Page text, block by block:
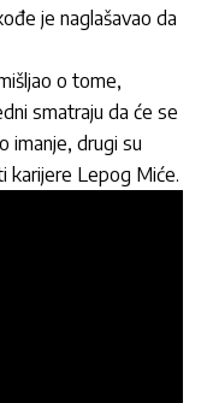
je naglašavao da
o tome,
smatraju da će se
imanje, drugi su
karijere Lepog Miće.